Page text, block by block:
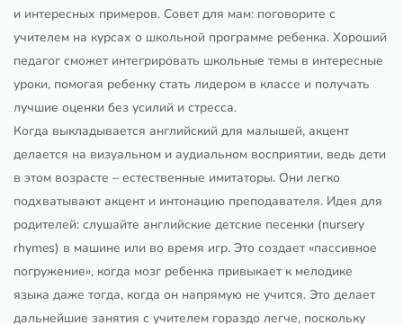
и интересных примеров. Совет для мам: поговорите с
учителем на курсах о школьной программе ребенка. Хороший
педагог сможет интегрировать школьные темы в интересные
уроки, помогая ребенку стать лидером в классе и получать
лучшие оценки без усилий и стресса.
Когда выкладывается английский для малышей, акцент
делается на визуальном и аудиальном восприятии, ведь дети
в этом возрасте – естественные имитаторы. Они легко
подхватывают акцент и интонацию преподавателя. Идея для
родителей: слушайте английские детские песенки (nursery
rhymes) в машине или во время игр. Это создает «пассивное
погружение», когда мозг ребенка привыкает к мелодике
языка даже тогда, когда он напрямую не учится. Это делает
дальнейшие занятия с учителем гораздо легче, поскольку